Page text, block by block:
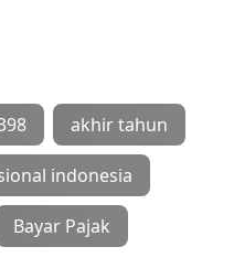
akhir tahun
indonesia
Bayar Pajak